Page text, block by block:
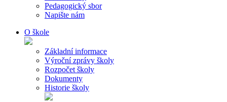
Pedagogický sbor
Napište nám
O škole
Základní informace
Výroční zprávy školy
Rozpočet školy
Dokumenty
Historie školy